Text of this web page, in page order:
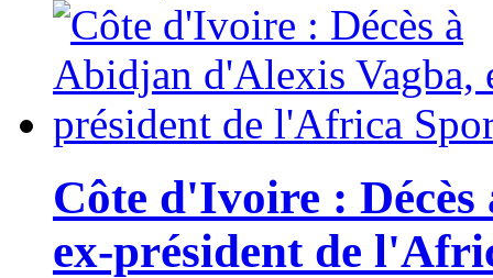
Côte d'Ivoire :
ex-président de